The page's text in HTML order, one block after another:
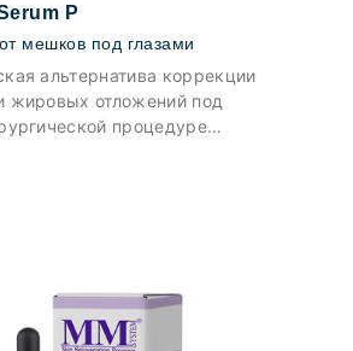
Р
мешков под глазами
альтернатива коррекции
жировых отложений под
процедуре